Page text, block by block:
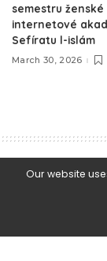
semestru ženské
internetové
Sefíratu l-islám
March 30, 2026
Příběhy a
K islámu
Our website